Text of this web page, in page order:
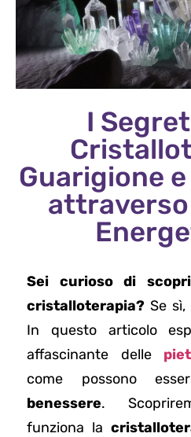
I
Guarigione
Sei curioso di
cristalloterapia? Se
In questo articolo
affascinante delle
come possono
benessere.
funziona la